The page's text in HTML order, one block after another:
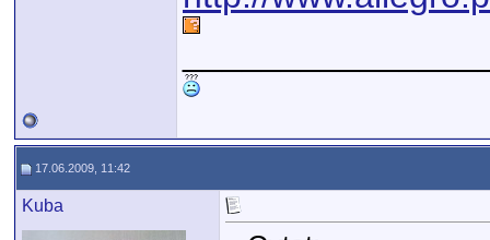
17.06.2009, 11:42
Kuba